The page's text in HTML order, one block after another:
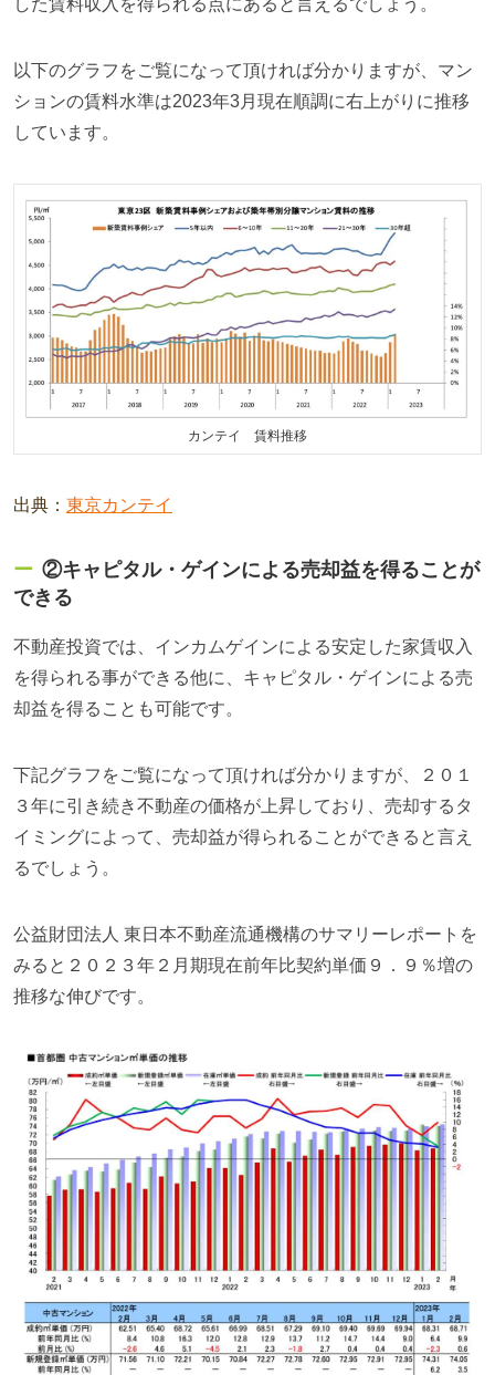
以下のグラフをご覧になって頂ければ分かりますが、マン
ションの賃料水準は2023年3月現在順調に右上がりに推移
しています。
カンテイ 賃料推移
出典： 東京カンテイ
②キャピタル・ゲインによる売却益を得ることが
できる
不動産投資では、インカムゲインによる安定した家賃収入
を得られる事ができる他に、キャピタル・ゲインによる売
却益を得ることも可能です。
下記グラフをご覧になって頂ければ分かりますが、２０１
３年に引き続き不動産の価格が上昇しており、売却するタ
イミングによって、売却益が得られることができると言え
るでしょう。
公益財団法人 東日本不動産流通機構のサマリーレポートを
みると２０２３年２月期現在前年比契約単価９．９％増の
推移な伸びです。